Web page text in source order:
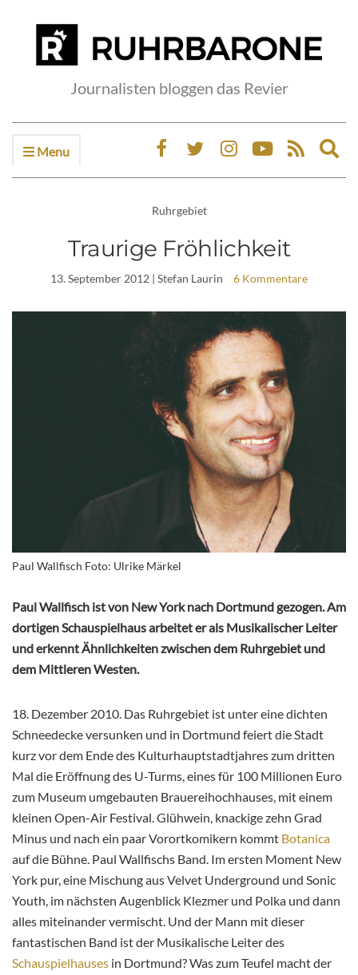
Journalisten bloggen das Revier
Menu
Ruhrgebiet
Traurige Fröhlichkeit
13. September 2012 | Stefan Laurin 6 Kommentare
Paul Wallfisch Foto: Ulrike Märkel
Paul Wallfisch ist von New York nach Dortmund gezogen. Am
dortigen Schauspielhaus arbeitet er als Musikalischer Leiter
und erkennt Ähnlichkeiten zwischen dem Ruhrgebiet und
dem Mittleren Westen.
18. Dezember 2010. Das Ruhrgebiet ist unter eine dichten
Schneedecke versunken und in Dortmund feiert die Stadt
kurz vor dem Ende des Kulturhauptstadtjahres zum dritten
Mal die Eröffnung des U-Turms, eines für 100 Millionen Euro
zum Museum umgebauten Brauereihochhauses, mit einem
kleinen Open-Air Festival. Glühwein, knackige zehn Grad
Minus und nach ein paar Vorortkomikern kommt Botanica
auf die Bühne. Paul Wallfischs Band. Im ersten Moment New
York pur, eine Mischung aus Velvet Underground und Sonic
Youth, im nächsten Augenblick Klezmer und Polka und dann
alles miteinander vermischt. Und der Mann mit dieser
fantastischen Band ist der Musikalische Leiter des
Schauspielhauses in Dortmund? Was zum Teufel macht der